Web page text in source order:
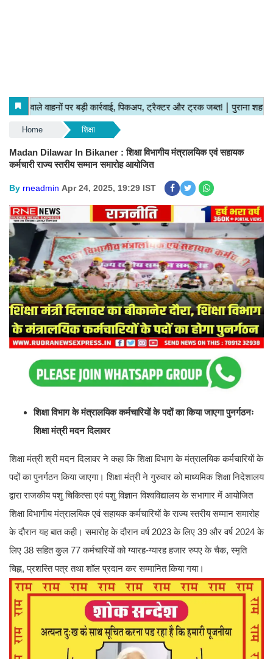
Home शिक्षा
Madan Dilawar In Bikaner : शिक्षा विभागीय मंत्रालयिक एवं सहायक
कर्मचारी राज्य स्तरीय सम्मान समारोह आयोजित
By rneadmin Apr 24, 2025, 19:29 IST
शिक्षा विभाग के मंत्रालयिक कर्मचारियों के पदों का किया जाएगा पुनर्गठनः
शिक्षा मंत्री मदन दिलावर
शिक्षा मंत्री श्री मदन दिलावर ने कहा कि शिक्षा विभाग के मंत्रालयिक कर्मचारियों के
पदों का पुनर्गठन किया जाएगा। शिक्षा मंत्री ने गुरुवार को माध्यमिक शिक्षा निदेशालय
द्वारा राजकीय पशु चिकित्सा एवं पशु विज्ञान विश्वविद्यालय के सभागार में आयोजित
शिक्षा विभागीय मंत्रालयिक एवं सहायक कर्मचारियों के राज्य स्तरीय सम्मान समारोह
के दौरान यह बात कही। समारोह के दौरान वर्ष 2023 के लिए 39 और वर्ष 2024 के
लिए 38 सहित कुल 77 कर्मचारियों को ग्यारह-ग्यारह हजार रुपए के चैक, स्मृति
चिह्न, प्रशस्ति पत्र तथा शॉल प्रदान कर सम्मानित किया गया।